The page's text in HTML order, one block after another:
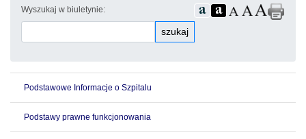
Wyszukaj w biuletynie:
szukaj
Podstawowe Informacje o Szpitalu
Podstawy prawne funkcjonowania